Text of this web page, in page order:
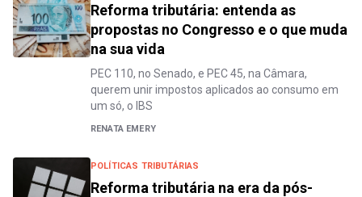
Reforma tributária: entenda as
propostas no Congresso e o que muda
na sua vida
PEC 110, no Senado, e PEC 45, na Câmara,
querem unir impostos aplicados ao consumo em
um só, o IBS
RENATA EMERY
POLÍTICAS TRIBUTÁRIAS
Reforma tributária na era da pós-